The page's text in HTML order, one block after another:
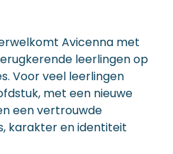
Avicenna met
leerlingen op
Voor veel leerlingen
met een nieuwe
een vertrouwde
karakter en identiteit